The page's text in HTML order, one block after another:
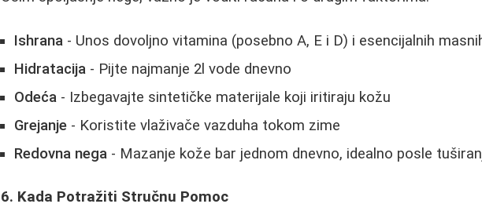
Ishrana - Unos dovoljno vitamina (posebno A, E i D) i esencijalnih
Hidratacija - Pijte najmanje 2l vode dnevno
Odeća - Izbegavajte sintetičke materijale koji iritiraju kožu
Grejanje - Koristite vlaživače vazduha tokom zime
Redovna nega - Mazanje kože bar jednom dnevno, idealno posle
6. Kada Potražiti Stručnu Pomoc